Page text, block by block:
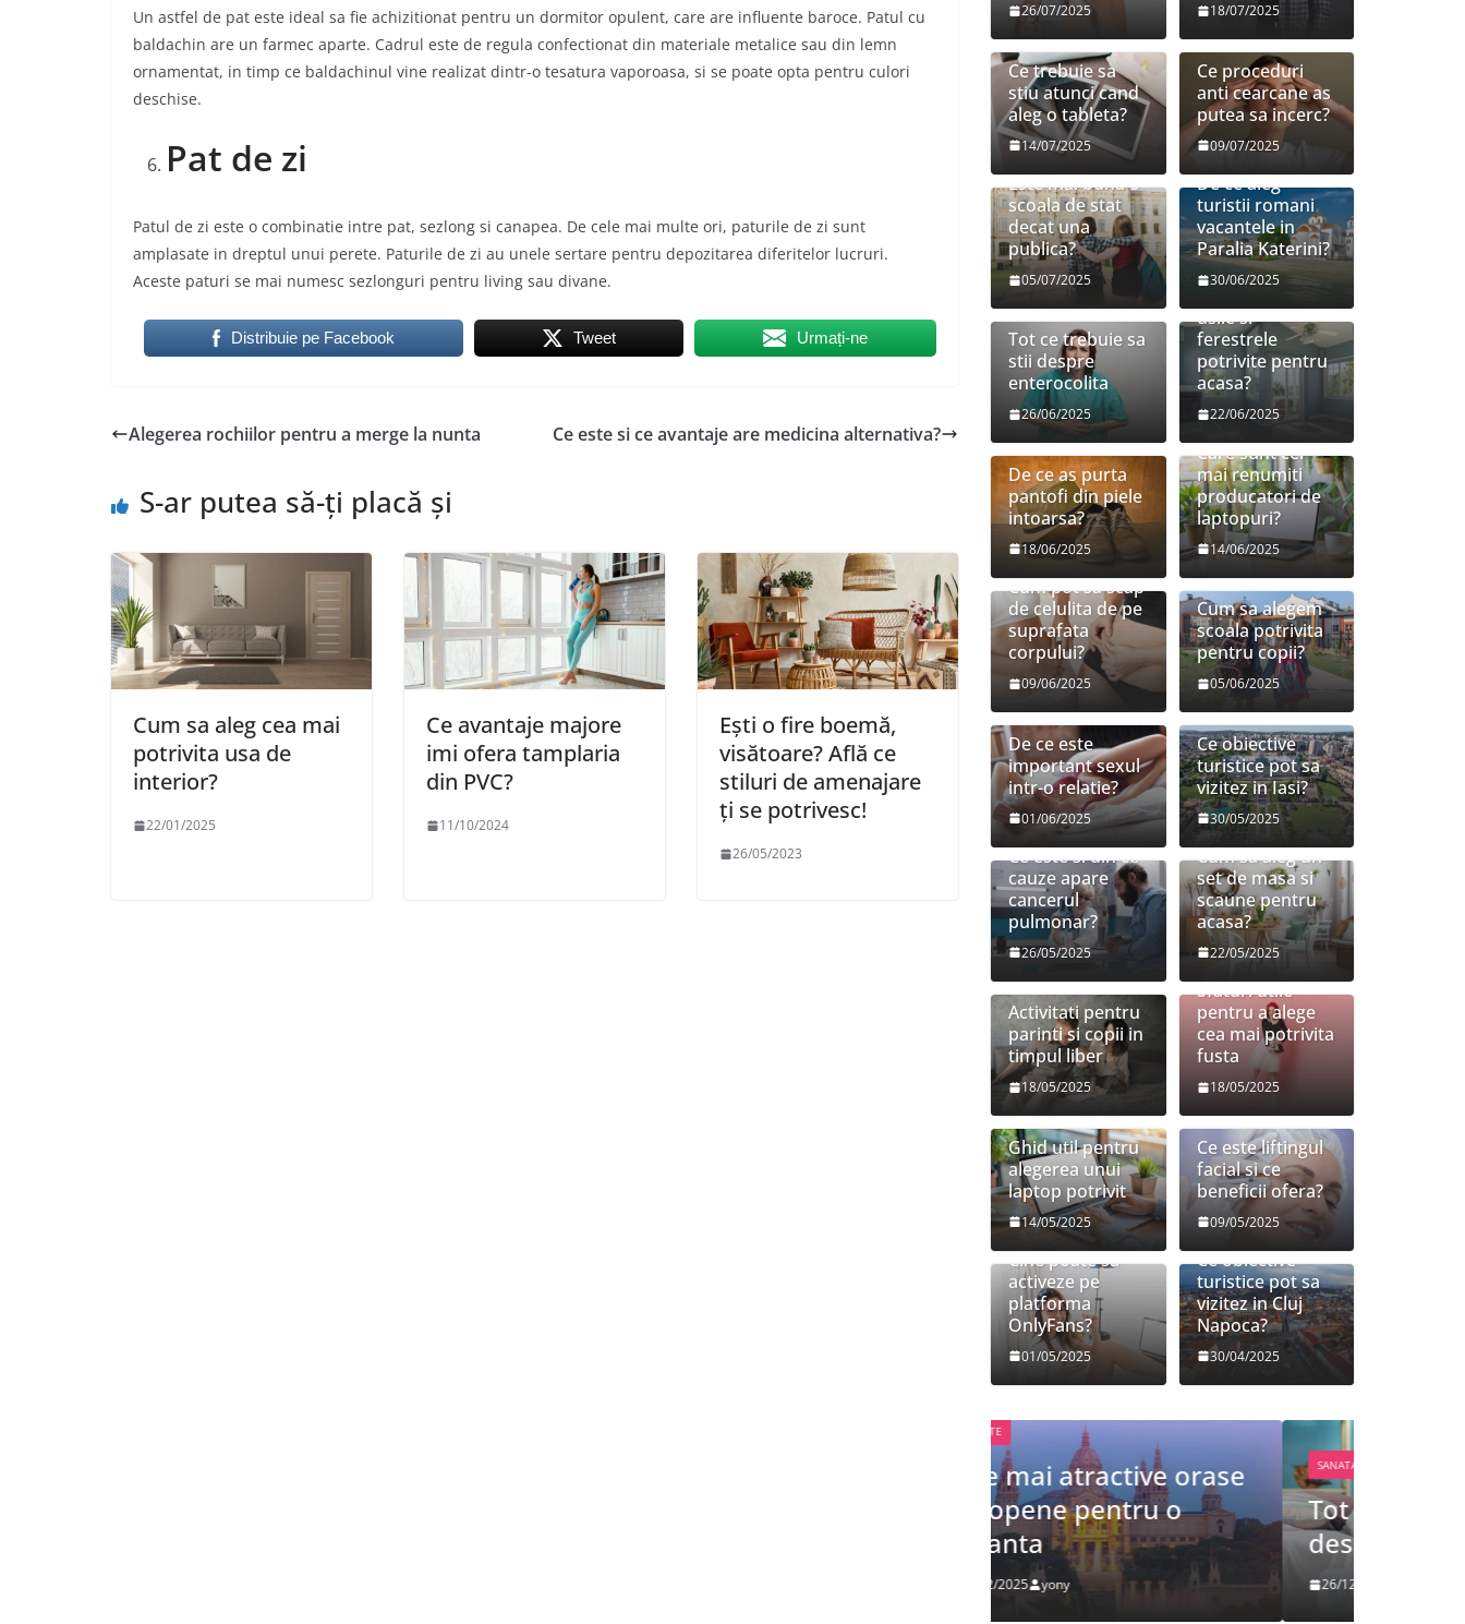
Un astfel de pat este ideal sa fie achizitionat pentru un dormitor opulent, care are influente baroce. Patul cu
baldachin are un farmec aparte. Cadrul este de regula confectionat din materiale metalice sau din lemn
ornamentat, in timp ce baldachinul vine realizat dintr-o tesatura vaporoasa, si se poate opta pentru culori
deschise.
Pat de zi
Patul de zi este o combinatie intre pat, sezlong si canapea. De cele mai multe ori, paturile de zi sunt
amplasate in dreptul unui perete. Paturile de zi au unele sertare pentru depozitarea diferitelor lucruri.
Aceste paturi se mai numesc sezlonguri pentru living sau divane.
Distribuie pe Facebook Tweet Urmați-ne
Alegerea rochiilor pentru a merge la nunta Ce este si ce avantaje are medicina alternativa?
S-ar putea să-ți placă și
Cum sa aleg cea mai
potrivita usa de
interior?
22/01/2025
Ce avantaje majore
imi ofera tamplaria
din PVC?
11/10/2024
Ești o fire boemă,
visătoare? Află ce
stiluri de amenajare
ți se potrivesc!
26/05/2023
26/07/2025 18/07/2025
Ce trebuie sa
stiu atunci cand
aleg o tableta?
14/07/2025
Ce proceduri
anti cearcane as
putea sa incerc?
09/07/2025
Este mai buna o
scoala de stat
decat una
publica?
05/07/2025
De ce aleg
turistii romani
vacantele in
Paralia Katerini?
30/06/2025
Tot ce trebuie sa
stii despre
enterocolita
26/06/2025
usile si
ferestrele
potrivite pentru
acasa?
22/06/2025
De ce as purta
pantofi din piele
intoarsa?
18/06/2025
Care sunt cei
mai renumiti
producatori de
laptopuri?
14/06/2025
Cum pot sa scap
de celulita de pe
suprafata
corpului?
09/06/2025
Cum sa alegem
scoala potrivita
pentru copii?
05/06/2025
De ce este
important sexul
intr-o relatie?
01/06/2025
Ce obiective
turistice pot sa
vizitez in Iasi?
30/05/2025
Ce este si din ce
cauze apare
cancerul
pulmonar?
26/05/2025
Cum sa aleg un
set de masa si
scaune pentru
acasa?
22/05/2025
Activitati pentru
parinti si copii in
timpul liber
18/05/2025
Sfaturi utile
pentru a alege
cea mai potrivita
fusta
18/05/2025
Ghid util pentru
alegerea unui
laptop potrivit
14/05/2025
Ce este liftingul
facial si ce
beneficii ofera?
09/05/2025
Cine poate sa
activeze pe
platforma
OnlyFans?
01/05/2025
Ce obiective
turistice pot sa
vizitez in Cluj
Napoca?
30/04/2025
SANATATE
Tot ce trebuie sa stii
despre bolile copilariei
26/12/2025 yony